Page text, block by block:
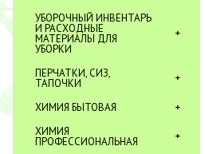
УБОРОЧНЫЙ ИНВЕНТАРЬ
И РАСХОДНЫЕ
МАТЕРИАЛЫ ДЛЯ
УБОРКИ
ПЕРЧАТКИ, СИЗ,
ТАПОЧКИ
ХИМИЯ БЫТОВАЯ
ХИМИЯ
ПРОФЕССИОНАЛЬНАЯ